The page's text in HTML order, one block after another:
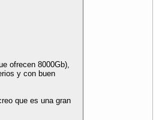
ofrecen 8000Gb),
y con buen
que es una gran